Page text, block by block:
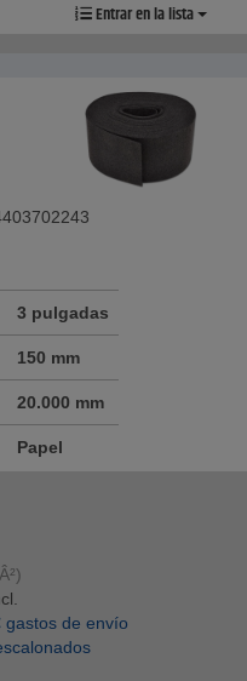
Entrar en la lista
3 pulgadas
150 mm
20.000 mm
Papel
gastos de envío